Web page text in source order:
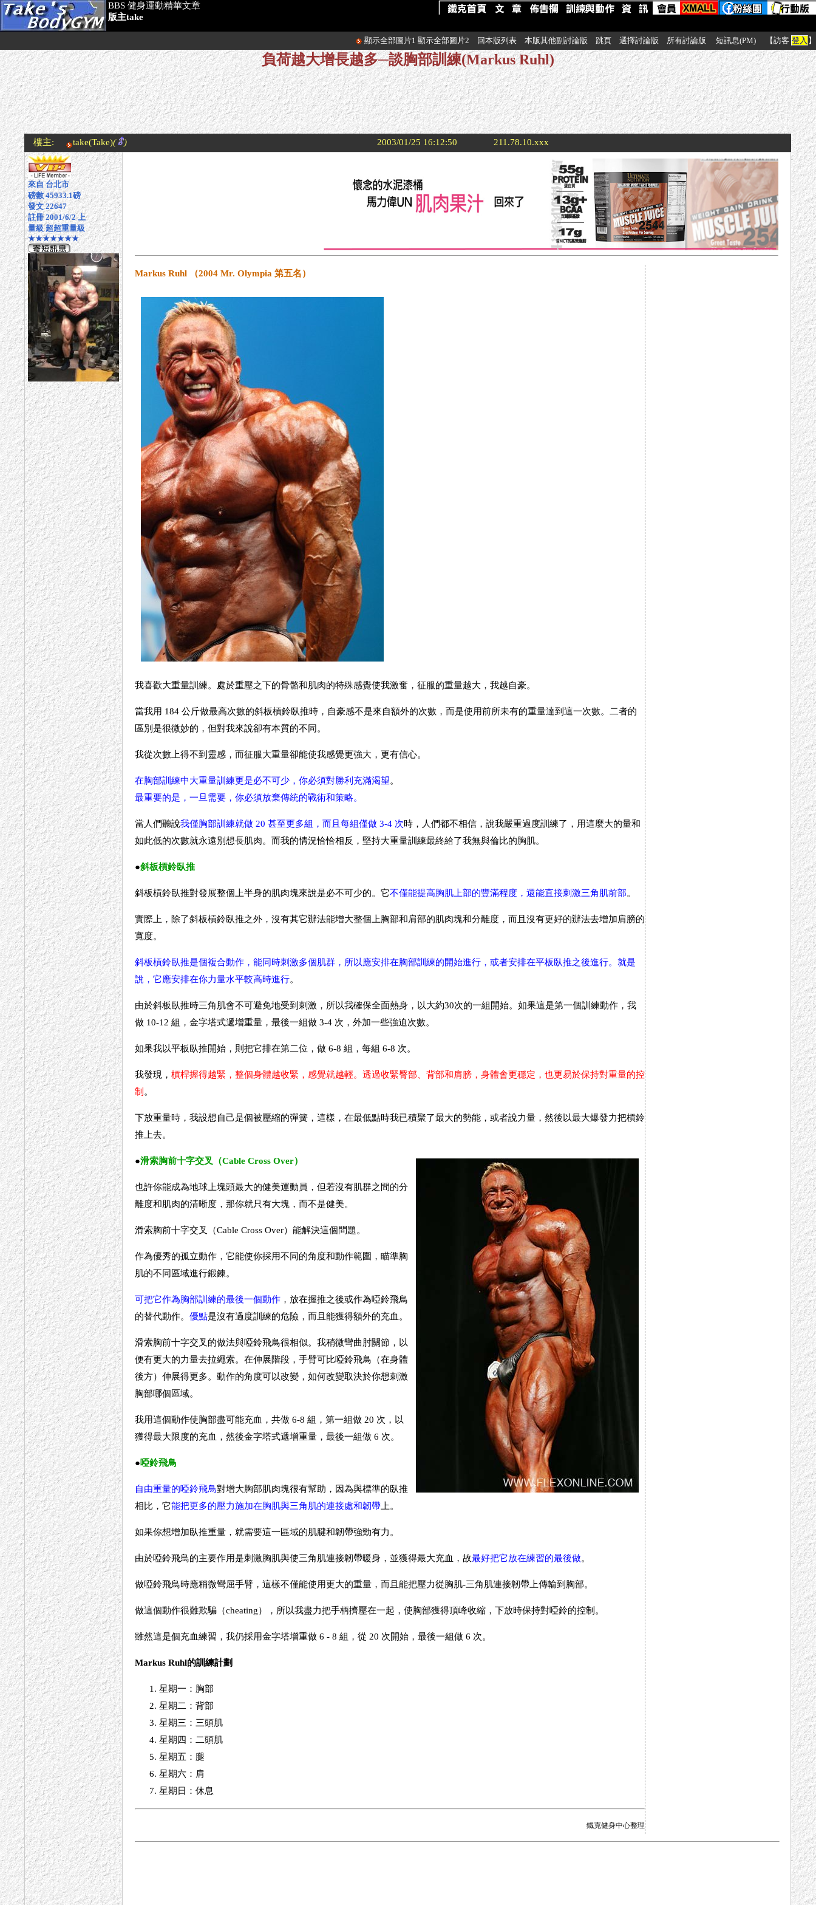
BBS 健身運動精華文章
版主take
顯示全部圖片1 顯示全部圖片2 回本版列表 本版其他副討論版 跳頁 選擇討論版 所有討論版 短訊息(PM) 【訪客 登入 】
負荷越大增長越多─談胸部訓練(Markus Ruhl)
樓主: take(Take)( ) 2003/01/25 16:12:50 211.78.10.xxx
來自 台北市
磅數 45933.1磅
發文 22647
註冊 2001/6/2 上
量級 超超重量級
★★★★★★★
Markus Ruhl （2004 Mr. Olympia 第五名）
我喜歡大重量訓練。處於重壓之下的骨骼和肌肉的特殊感覺使我激奮，征服的重量越大，我越自豪。
當我用 184 公斤做最高次數的斜板槓鈴臥推時，自豪感不是來自額外的次數，而是使用前所未有的重量達到這一次數。二者的
區別是很微妙的，但對我來說卻有本質的不同。
我從次數上得不到靈感，而征服大重量卻能使我感覺更強大，更有信心。
在胸部訓練中大重量訓練更是必不可少，你必須對勝利充滿渴望。
最重要的是，一旦需要，你必須放棄傳統的戰術和策略。
當人們聽說我僅胸部訓練就做 20 甚至更多組，而且每組僅做 3-4 次時，人們都不相信，說我嚴重過度訓練了，用這麼大的量和
如此低的次數就永遠別想長肌肉。而我的情況恰恰相反，堅持大重量訓練最終給了我無與倫比的胸肌。
●斜板槓鈴臥推
斜板槓鈴臥推對發展整個上半身的肌肉塊來說是必不可少的。它不僅能提高胸肌上部的豐滿程度，還能直接刺激三角肌前部。
實際上，除了斜板槓鈴臥推之外，沒有其它辦法能增大整個上胸部和肩部的肌肉塊和分離度，而且沒有更好的辦法去增加肩膀的
寬度。
斜板槓鈴臥推是個複合動作，能同時刺激多個肌群，所以應安排在胸部訓練的開始進行，或者安排在平板臥推之後進行。就是
說，它應安排在你力量水平較高時進行。
由於斜板臥推時三角肌會不可避免地受到刺激，所以我確保全面熱身，以大約30次的一組開始。如果這是第一個訓練動作，我
做 10-12 組，金字塔式遞增重量，最後一組做 3-4 次，外加一些強迫次數。
如果我以平板臥推開始，則把它排在第二位，做 6-8 組，每組 6-8 次。
我發現，槓桿握得越緊，整個身體越收緊，感覺就越輕。透過收緊臀部、背部和肩膀，身體會更穩定，也更易於保持對重量的控
制 。
下放重量時，我設想自己是個被壓縮的彈簧，這樣，在最低點時我已積聚了最大的勢能，或者說力量，然後以最大爆發力把槓鈴
推上去。
●滑索胸前十字交叉（Cable Cross Over）
也許你能成為地球上塊頭最大的健美運動員，但若沒有肌群之間的分
離度和肌肉的清晰度，那你就只有大塊，而不是健美。
滑索胸前十字交叉（Cable Cross Over）能解決這個問題。
作為優秀的孤立動作，它能使你採用不同的角度和動作範圍，瞄準胸
肌的不同區域進行鍛鍊。
可把它作為胸部訓練的最後一個動作 ，放在握推之後或作為啞鈴飛鳥
的替代動作。優點是沒有過度訓練的危險，而且能獲得額外的充血。
滑索胸前十字交叉的做法與啞鈴飛鳥很相似。我稍微彎曲肘關節，以
便有更大的力量去拉繩索。在伸展階段，手臂可比啞鈴飛鳥（在身體
後方）伸展得更多。動作的角度可以改變，如何改變取決於你想刺激
胸部哪個區域。
我用這個動作使胸部盡可能充血，共做 6-8 組，第一組做 20 次，以
獲得最大限度的充血，然後金字塔式遞增重量，最後一組做 6 次。
●啞鈴飛鳥
自由重量的啞鈴飛鳥對增大胸部肌肉塊很有幫助，因為與標準的臥推
相比，它能把更多的壓力施加在胸肌與三角肌的連接處和韌帶 上。
如果你想增加臥推重量，就需要這一區域的肌腱和韌帶強勁有力。
由於啞鈴飛鳥的主要作用是刺激胸肌與使三角肌連接韌帶暖身，並獲得最大充血，故最好把它放在練習的最後做。
做啞鈴飛鳥時應稍微彎屈手臂，這樣不僅能使用更大的重量，而且能把壓力從胸肌-三角肌連接韌帶上傳輸到胸部。
做這個動作很難欺騙（cheating），所以我盡力把手柄擠壓在一起，使胸部獲得頂峰收縮，下放時保持對啞鈴的控制。
雖然這是個充血練習，我仍採用金字塔增重做 6 - 8 組，從 20 次開始，最後一組做 6 次。
Markus Ruhl的訓練計劃
星期一：胸部
星期二：背部
星期三：三頭肌
星期四：二頭肌
星期五：腿
星期六：肩
星期日：休息
鐵克健身中心整理